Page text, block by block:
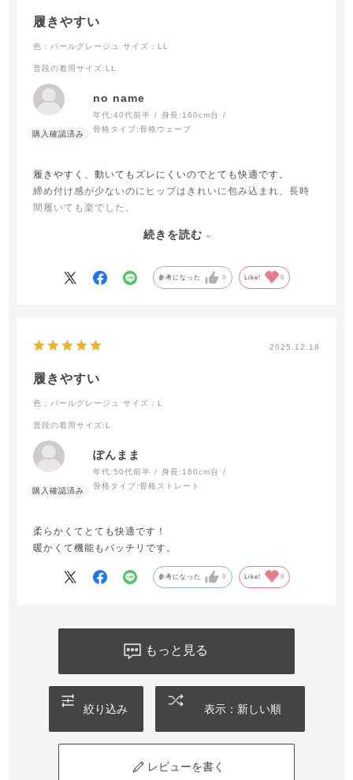
履きやすい
色：パールグレージュ サイズ：LL
普段の着用サイズ:LL
no name
年代:40代前半 身長: 160cm台
骨格タイプ:骨格ウェーブ
履きやすく、動いてもズレにくいのでとても快適です。
締め付け感が少ないのにヒップはきれいに包み込まれ、長時
間履いても楽でした。
に入っています。
続きを読む
参考になった 0 Like! 0
2025.12.18
履きやすい
色：パールグレージュ サイズ：L
普段の着用サイズ:L
ぽんまま
年代:50代前半 身長: 160cm台
骨格タイプ:骨格ストレート
柔らかくてとても快適です！
暖かくて機能もバッチリです。
参考になった 0 Like! 0
もっと見る
絞り込み 表示：新しい順
レビューを書く